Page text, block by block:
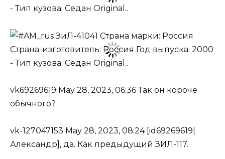
vk69269619 May 28, 2023, 06:36 Так он короче
обычного?
vk-127047153 May 28, 2023, 08:24 [id69269619|
Александр], да. Как предыдущий ЗИЛ-117.